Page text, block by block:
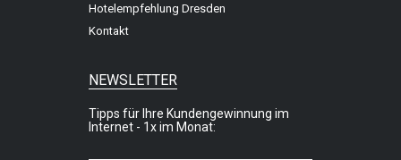
Hotelempfehlung Dresden
Kontakt
NEWSLETTER
Tipps für Ihre Kundengewinnung im
Internet - 1x im Monat: